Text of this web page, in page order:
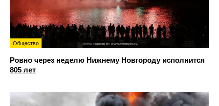
Общество
Ровно через неделю Нижнему Новгороду исполнится
805 лет